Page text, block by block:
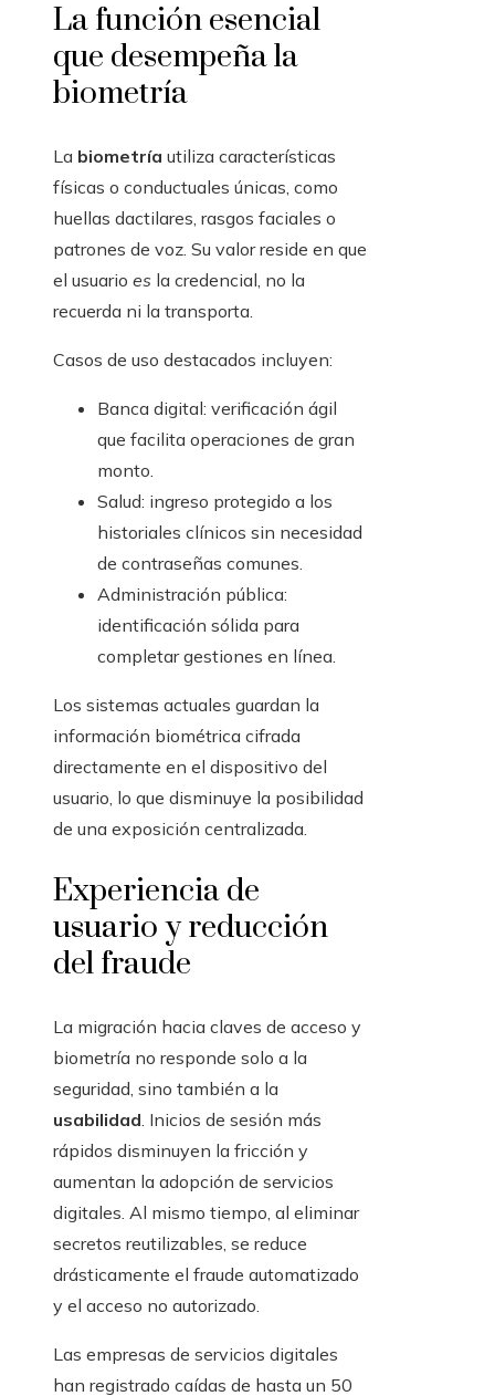
La función esencial
que desempeña la
biometría
La biometría utiliza características
físicas o conductuales únicas, como
huellas dactilares, rasgos faciales o
patrones de voz. Su valor reside en que
el usuario es la credencial, no la
recuerda ni la transporta.
Casos de uso destacados incluyen:
Banca digital: verificación ágil
que facilita operaciones de gran
monto.
Salud: ingreso protegido a los
historiales clínicos sin necesidad
de contraseñas comunes.
Administración pública:
identificación sólida para
completar gestiones en línea.
Los sistemas actuales guardan la
información biométrica cifrada
directamente en el dispositivo del
usuario, lo que disminuye la posibilidad
de una exposición centralizada.
Experiencia de
usuario y reducción
del fraude
La migración hacia claves de acceso y
biometría no responde solo a la
seguridad, sino también a la
usabilidad. Inicios de sesión más
rápidos disminuyen la fricción y
aumentan la adopción de servicios
digitales. Al mismo tiempo, al eliminar
secretos reutilizables, se reduce
drásticamente el fraude automatizado
y el acceso no autorizado.
Las empresas de servicios digitales
han registrado caídas de hasta un 50